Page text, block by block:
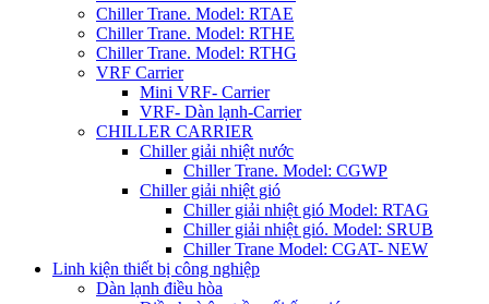
Chiller Trane. Model: RTAE
Chiller Trane. Model: RTHE
Chiller Trane. Model: RTHG
VRF Carrier
Mini VRF- Carrier
VRF- Dàn lạnh-Carrier
CHILLER CARRIER
Chiller giải nhiệt nước
Chiller Trane. Model: CGWP
Chiller giải nhiệt gió
Chiller giải nhiệt gió Model: RTAG
Chiller giải nhiệt gió. Model: SRUB
Chiller Trane Model: CGAT- NEW
Linh kiện thiết bị công nghiệp
Dàn lạnh điều hòa